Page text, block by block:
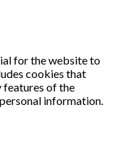
for the website to
cookies that
features of the
information.